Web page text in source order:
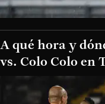
A qué hora y
vs. Colo Colo en